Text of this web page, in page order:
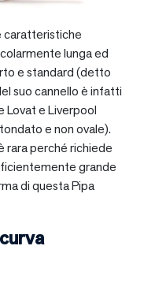
caratteristiche
lunga ed
e standard (detto
suo cannello è infatti
Lovat e Liverpool
e non ovale).
rara perché richiede
grande
di questa Pipa